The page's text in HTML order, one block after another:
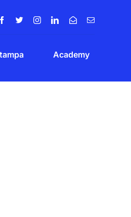
Academy